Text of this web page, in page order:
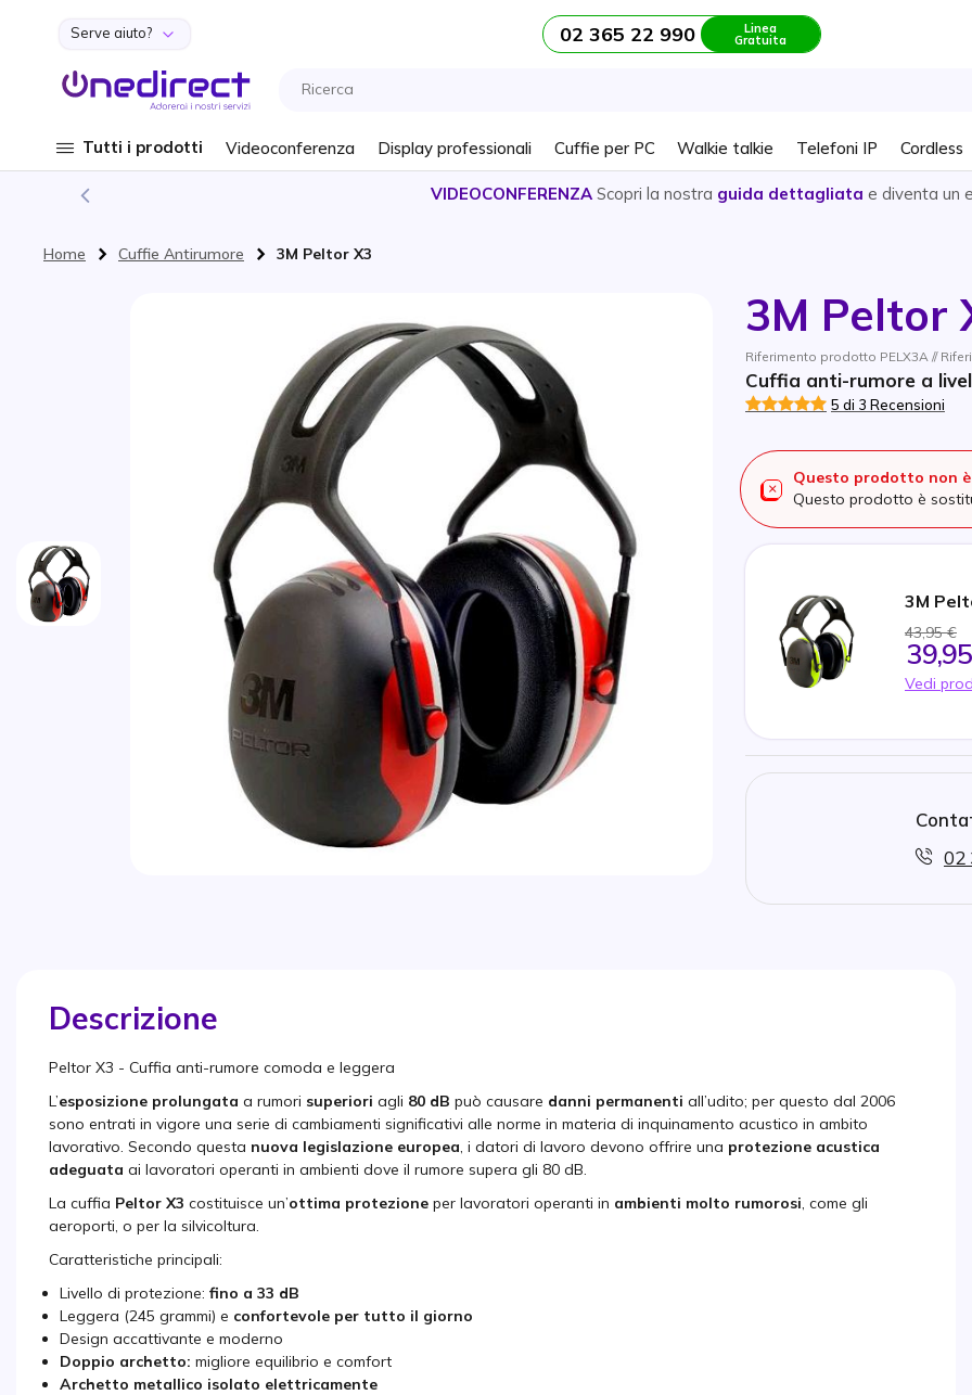
Salta al contenuto
Serve aiuto? 02 365 22 990 Linea
Gratuita
Tutti i prodotti Videoconferenza Display professionali Cuffie per PC Walkie talkie Telefoni IP Cordless
VIDEOCONFERENZA Scopri la nostra guida dettagliata e diventa un
Home Cuffie Antirumore 3M Peltor X3
3M Peltor
Riferimento prodotto PELX3A //
Cuffia anti-rumore a
5 di 3 Recensioni
Questo prodotto non
Questo prodotto è
3M
43,95 €
Vedi
02
Descrizione
Peltor X3 - Cuffia anti-rumore comoda e leggera
L’esposizione prolungata a rumori superiori agli 80 dB può causare danni permanenti all’udito; per questo dal 2006
sono entrati in vigore una serie di cambiamenti significativi alle norme in materia di inquinamento acustico in ambito
lavorativo. Secondo questa nuova legislazione europea , i datori di lavoro devono offrire una protezione acustica
adeguata ai lavoratori operanti in ambienti dove il rumore supera gli 80 dB.
La cuffia Peltor X3 costituisce un’ottima protezione per lavoratori operanti in ambienti molto rumorosi , come gli
aeroporti, o per la silvicoltura.
Caratteristiche principali:
Livello di protezione: fino a 33 dB
Leggera (245 grammi) e confortevole per tutto il giorno
Design accattivante e moderno
Doppio archetto: migliore equilibrio e comfort
Archetto metallico isolato elettricamente